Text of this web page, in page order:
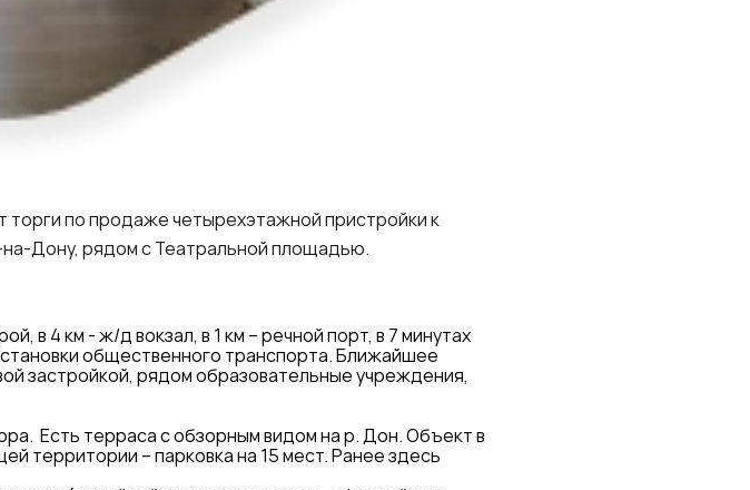
по продаже четырехэтажной пристройки к
Дону, рядом с Театральной площадью.
в 4 км - ж/д вокзал, в 1 км – речной порт, в 7 минутах
общественного транспорта. Ближайшее
застройкой, рядом образовательные учреждения,
Есть терраса с обзорным видом на р. Дон. Объект в
территории – парковка на 15 мест. Ранее здесь